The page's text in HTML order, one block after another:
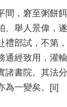
間，窘至粥餅
舉人景偉，
禮部試，不第
通經致用，灌
諸書院。其法
為一變矣。[ii]